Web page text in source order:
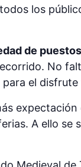
los
de
No
el disfrute
expectación
A ello se